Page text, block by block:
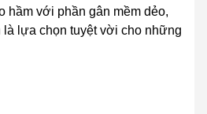
hầm với phần gân mềm dẻo,
lựa chọn tuyệt vời cho những